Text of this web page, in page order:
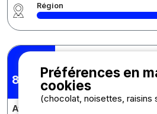
Région
8,56 /10
Heike D.
Posté le 28/07/2024
Séjour : 17/07/2024 - 27/07/
Avis sur le camping :
Préférences en
cookies
(chocolat, noisettes, raisins